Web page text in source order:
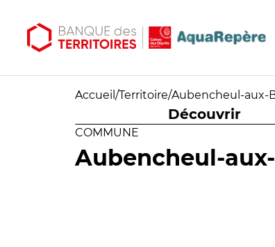
Accueil /Territoire/Aubencheul-aux-
Découvrir
COMMUNE
Aubencheul-